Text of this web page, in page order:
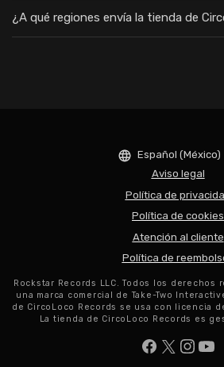
¿A qué regiones envía la tienda de
Aviso legal
Política de
Política de cookies
Atención al cliente
Política de
Rockstar Records LLC. Todos los derechos
una marca comercial de Take-Two
de CircoLoco Records se usa con licencia
La tienda de CircoLoco Records es
Español (México)